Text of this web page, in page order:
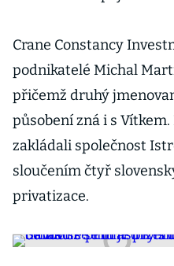
Crane Constancy
podnikatelé Michal
přičemž druhý
působení zná i s
zakládali společnost
sloučením čtyř
privatizace.